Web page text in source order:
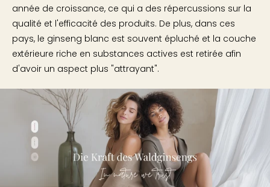
année de croissance, ce qui a des répercussions sur la
qualité et l'efficacité des produits. De plus, dans ces
pays, le ginseng blanc est souvent épluché et la couche
extérieure riche en substances actives est retirée afin
d'avoir un aspect plus "attrayant".